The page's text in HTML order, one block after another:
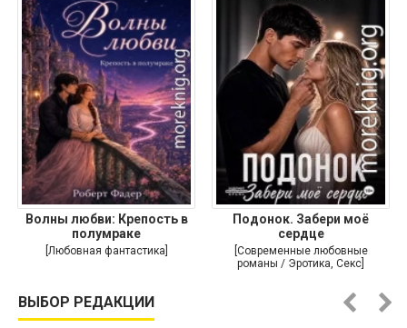
Волны любви: Крепость в
полумраке
[Любовная фантастика]
Подонок. Забери моё
сердце
[Современные любовные
романы / Эротика, Секс]
ВЫБОР РЕДАКЦИИ